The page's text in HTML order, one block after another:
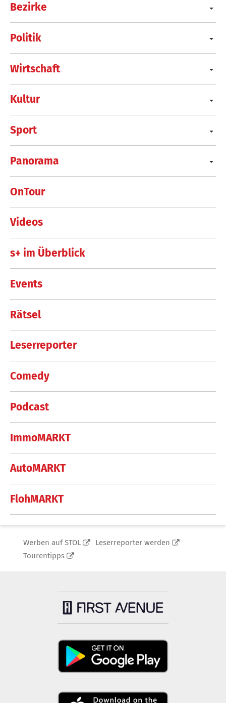
Bezirke
Politik
Wirtschaft
Kultur
Sport
Panorama
OnTour
Videos
s+ im Überblick
Events
Rätsel
Leserreporter
Comedy
Podcast
ImmoMARKT
AutoMARKT
FlohMARKT
Werben auf STOL
Leserreporter werden
Tourentipps